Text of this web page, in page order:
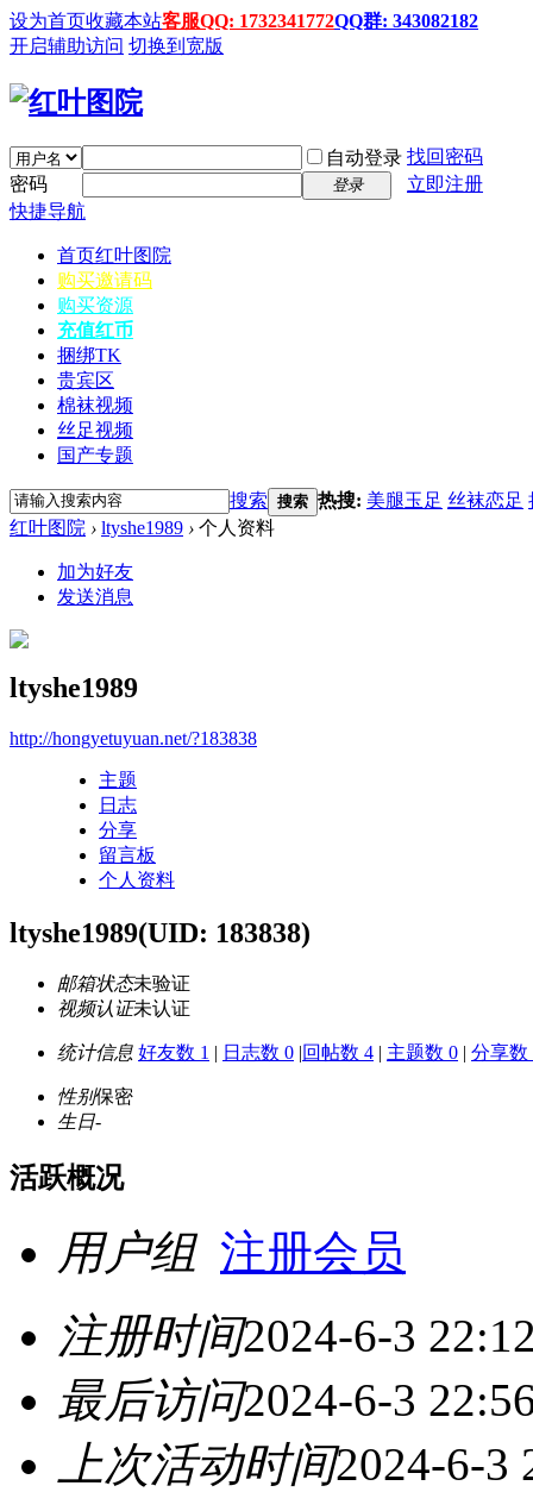
设为首页收藏本站客服QQ: 1732341772QQ群: 343082182
开启辅助访问 切换到宽版
自动登录 找回密码
密码
登录
立即注册
快捷导航
首页红叶图院
购买邀请码
购买资源
充值红币
捆绑TK
贵宾区
棉袜视频
丝足视频
国产专题
搜索 搜索 热搜: 美腿玉足 丝袜恋足
红叶图院 › ltyshe1989 › 个人资料
加为好友
发送消息
ltyshe1989
http://hongyetuyuan.net/?183838
主题
日志
分享
留言板
个人资料
ltyshe1989(UID: 183838)
邮箱状态未验证
视频认证未认证
统计信息 好友数 1 | 日志数 0 |回帖数 4 | 主题数 0 | 分享数
性别保密
生日-
活跃概况
用户组 注册会员
注册时间2024-6-3
最后访问2024-6-3
上次活动时间2024-6-3